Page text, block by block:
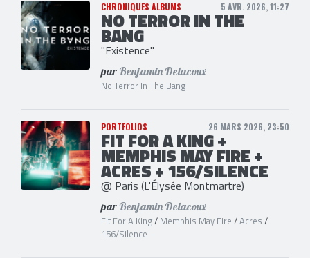
CHRONIQUES ALBUMS 5 AVR. 2026, 11:27
NO TERROR IN THE
BANG
"Existence"
par Benjamin Delacoux
No Terror In The Bang
PORTFOLIOS 26 MARS 2026, 23:50
FIT FOR A KING +
MEMPHIS MAY FIRE +
ACRES + 156/SILENCE
@ Paris (L'Élysée Montmartre)
par Benjamin Delacoux
Fit For A King/ Memphis May Fire /Acres /
156/Silence